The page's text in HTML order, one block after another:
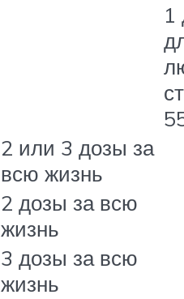
1
2 или 3 дозы за
всю жизнь
2 дозы за всю
жизнь
3 дозы за всю
жизнь